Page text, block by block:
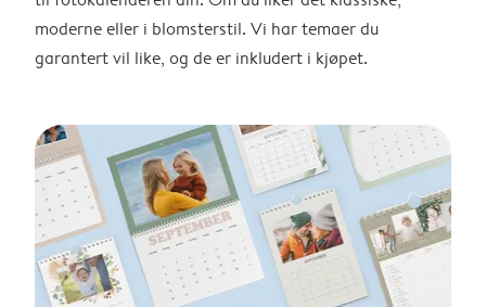
moderne eller i blomsterstil. Vi har temaer du
garantert vil like, og de er inkludert i kjøpet.